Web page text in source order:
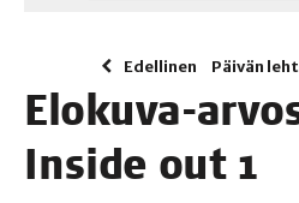
Edellinen Päivän
Elo­ku­va-
Insi­de out 1